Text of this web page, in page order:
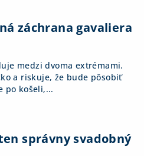
záchrana gavaliera
medzi dvoma extrémami.
a riskuje, že bude pôsobiť
po košeli,...
správny svadobný